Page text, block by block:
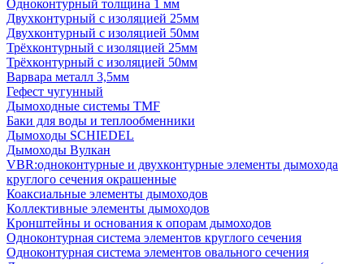
Одноконтурный толщина 1 мм
Двухконтурный с изоляцией 25мм
Двухконтурный с изоляцией 50мм
Трёхконтурный с изоляцией 25мм
Трёхконтурный с изоляцией 50мм
Варвара металл 3,5мм
Гефест чугунный
Дымоходные системы TMF
Баки для воды и теплообменники
Дымоходы SCHIEDEL
Дымоходы Вулкан
VBR:одноконтурные и двухконтурные элементы дымохода
круглого сечения окрашенные
Коаксиальные элементы дымоходов
Коллективные элементы дымоходов
Кронштейны и основания к опорам дымоходов
Одноконтурная система элементов круглого сечения
Одноконтурная система элементов овального сечения